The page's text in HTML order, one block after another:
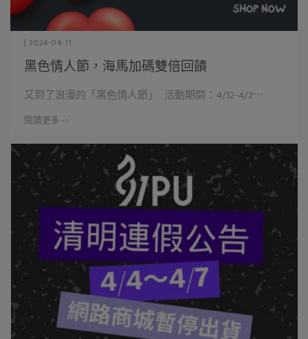
黑色情人節，海馬加碼雙倍回饋
| 2024-04-11
又到了浪漫的「黑色情人節」 活動期間：4/12-4/2⋯
閱讀更多 ->